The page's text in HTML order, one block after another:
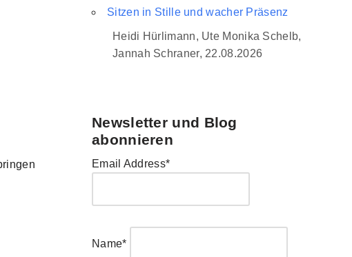
Sitzen in Stille und wacher Präsenz
Heidi Hürlimann, Ute Monika Schelb,
Jannah Schraner, 22.08.2026
Newsletter und Blog
abonnieren
Email Address*
Name*